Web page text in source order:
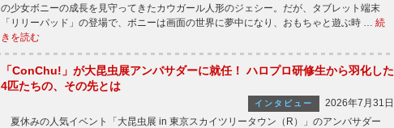
の少女ボニーの成長を見守ってきたカウガール人形のジェシー。だが、タブレット端末
「リリーパッド」の登場で、ボニーは画面の世界に夢中になり、おもちゃと遊ぶ時 … 続
きを読む
「ConChu!」が大昆虫展アンバサダーに就任！ ハロプロ研修生から羽化した
4匹たちの、その先とは
インタビュー
2026年7月31日
夏休みの人気イベント「大昆虫展 in 東京スカイツリータウン（R）」のアンバサダー